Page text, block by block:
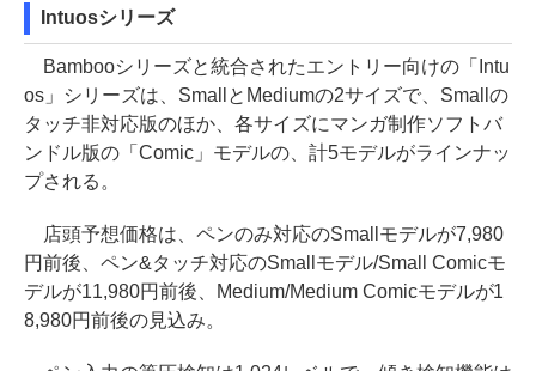
Intuosシリーズ
Bambooシリーズと統合されたエントリー向けの「Intu
os」シリーズは、SmallとMediumの2サイズで、Smallの
タッチ非対応版のほか、各サイズにマンガ制作ソフトバ
ンドル版の「Comic」モデルの、計5モデルがラインナッ
プされる。
店頭予想価格は、ペンのみ対応のSmallモデルが7,980
円前後、ペン&タッチ対応のSmallモデル/Small Comicモ
デルが11,980円前後、Medium/Medium Comicモデルが1
8,980円前後の見込み。